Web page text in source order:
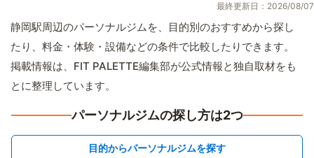
最終更新日：2026/08/07
静岡駅周辺のパーソナルジムを、目的別のおすすめから探し
たり、料金・体験・設備などの条件で比較したりできます。
掲載情報は、FIT PALETTE編集部が公式情報と独自取材をも
とに整理しています。
パーソナルジムの探し方は2つ
目的からパーソナルジムを探す